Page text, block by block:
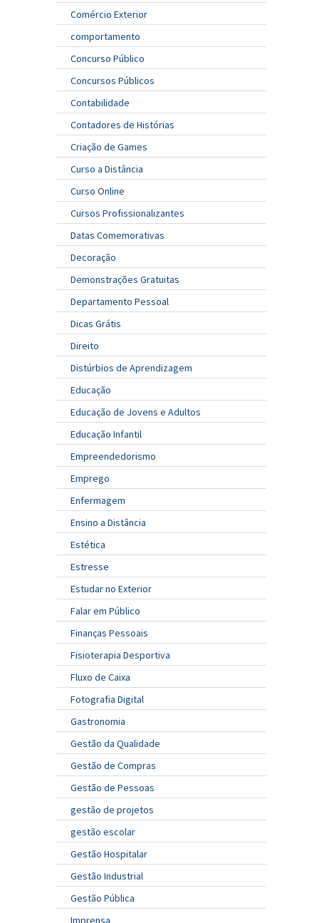
Comércio Exterior
comportamento
Concurso Público
Concursos Públicos
Contabilidade
Contadores de Histórias
Criação de Games
Curso a Distância
Curso Online
Cursos Profissionalizantes
Datas Comemorativas
Decoração
Demonstrações Gratuitas
Departamento Pessoal
Dicas Grátis
Direito
Distúrbios de Aprendizagem
Educação
Educação de Jovens e Adultos
Educação Infantil
Empreendedorismo
Emprego
Enfermagem
Ensino a Distância
Estética
Estresse
Estudar no Exterior
Falar em Público
Finanças Pessoais
Fisioterapia Desportiva
Fluxo de Caixa
Fotografia Digital
Gastronomia
Gestão da Qualidade
Gestão de Compras
Gestão de Pessoas
gestão de projetos
gestão escolar
Gestão Hospitalar
Gestão Industrial
Gestão Pública
Imprensa